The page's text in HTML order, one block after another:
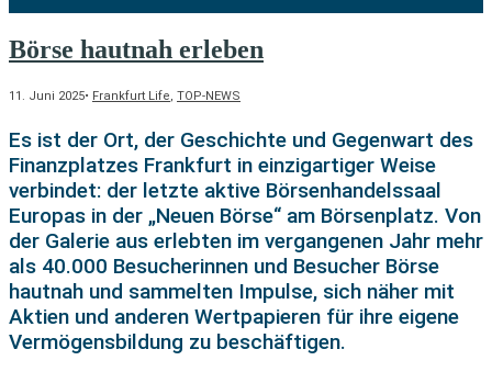
Börse hautnah erleben
11. Juni 2025• Frankfurt Life, TOP-NEWS
Es ist der Ort, der Geschichte und Gegenwart des
Finanzplatzes Frankfurt in einzigartiger Weise
verbindet: der letzte aktive Börsenhandelssaal
Europas in der „Neuen Börse“ am Börsenplatz. Von
der Galerie aus erlebten im vergangenen Jahr mehr
als 40.000 Besucherinnen und Besucher Börse
hautnah und sammelten Impulse, sich näher mit
Aktien und anderen Wertpapieren für ihre eigene
Vermögensbildung zu beschäftigen.